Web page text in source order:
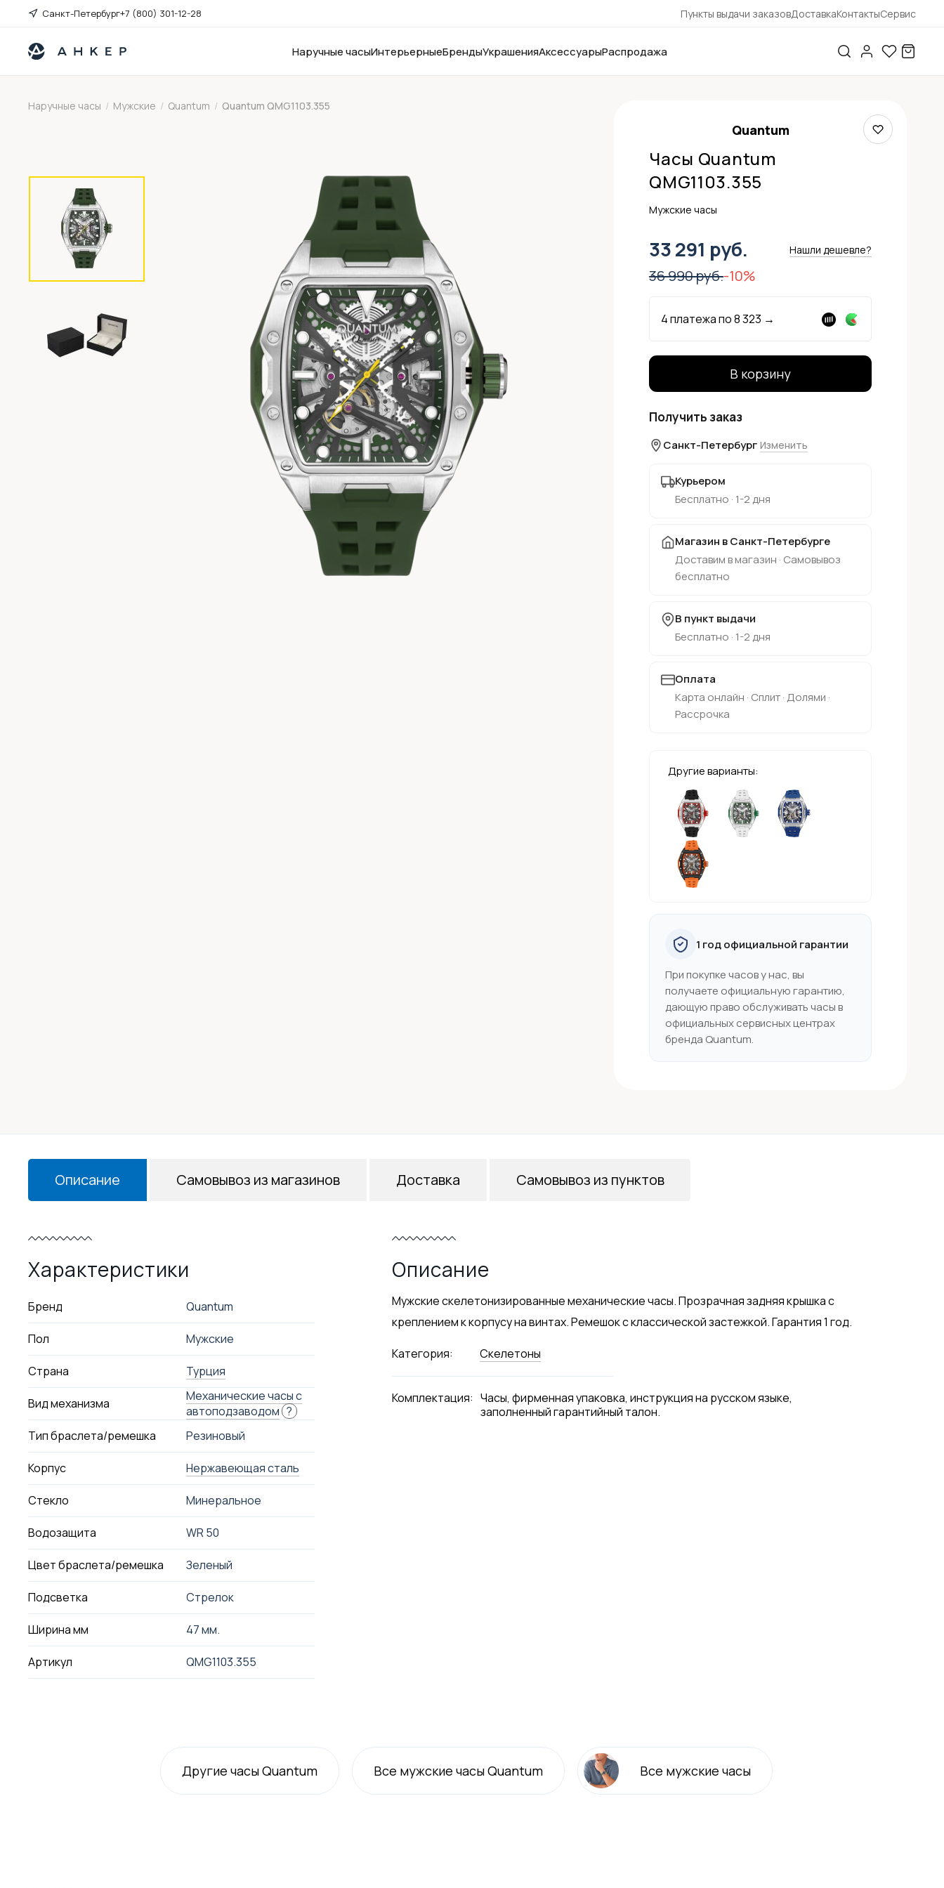
Санкт-Петербург+7 (800) 301-12-28 Пункты выдачи заказовДоставкаКонтактыСервис
Наручные часыИнтерьерныеБрендыУкрашенияАксессуарыРаспродажа
Наручные часы / Мужские / Quantum / Quantum QMG1103.355
Quantum
Часы Quantum
QMG1103.355
Мужские часы
33 291 руб. Нашли дешевле?
36 990 руб.-10%
4 платежа по8 323 →
В корзину
Получить заказ
Санкт-Петербург Изменить
Курьером
Бесплатно · 1-2 дня
Магазин в Санкт-Петербурге
Доставим в магазин · Самовывоз
бесплатно
В пункт выдачи
Бесплатно · 1-2 дня
Оплата
Карта онлайн · Сплит · Долями ·
Рассрочка
Другие варианты:
1 год официальной гарантии
При покупке часов у нас, вы
получаете официальную гарантию,
дающую право обслуживать часы в
официальных сервисных центрах
бренда Quantum.
Описание
Характеристики
Бренд Quantum
Пол Мужские
Страна Турция
Вид механизма
Механические часы с
автоподзаводом ?
Тип браслета/ремешка
Резиновый
Корпус Нержавеющая сталь
Стекло Минеральное
Водозащита WR 50
Цвет браслета/ремешка Зеленый
Подсветка Стрелок
Ширина мм 47 мм.
Артикул QMG1103.355
Описание
Мужские скелетонизированные механические часы. Прозрачная задняя крышка с
креплением к корпусу на винтах. Ремешок с классической застежкой. Гарантия 1 год.
Категория: Скелетоны
Комплектация: Часы, фирменная упаковка, инструкция на русском языке,
заполненный гарантийный талон.
Самовывоз из магазинов Доставка Самовывоз из пунктов
Другие часы Quantum Все мужские часы Quantum Все мужские часы